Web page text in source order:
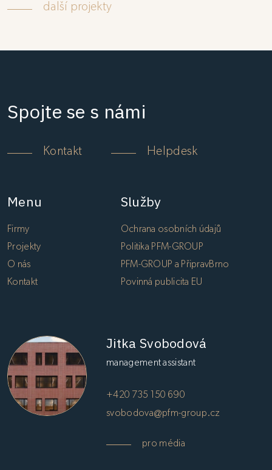
další projekty
Spojte se s námi
Kontakt Helpdesk
Menu
Firmy
Projekty
O nás
Kontakt
Služby
Ochrana osobních údajů
Politika PFM-GROUP
PFM-GROUP a PřipravBrno
Povinná publicita EU
Jitka Svobodová
management assistant
+420 735 150 690
svobodova@pfm-group.cz
pro média